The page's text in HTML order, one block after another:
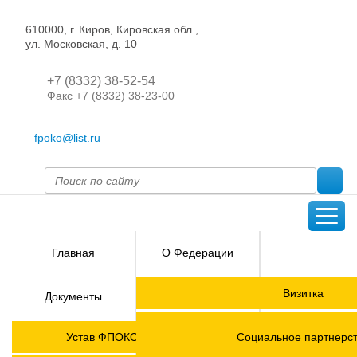
610000, г. Киров, Кировская обл.,
ул. Московская, д. 10
+7 (8332) 38-52-54
Факс +7 (8332) 38-23-00
fpoko@list.ru
Главная О Федерации
Визитка
Документы
Устав ФПОКО с изменениями от 2026 года
Социальное
Членские